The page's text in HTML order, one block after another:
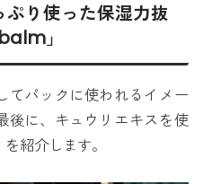
り使った保湿力抜
」
てパックに使われるイメー
後に、キュウリエキスを使
紹介します。